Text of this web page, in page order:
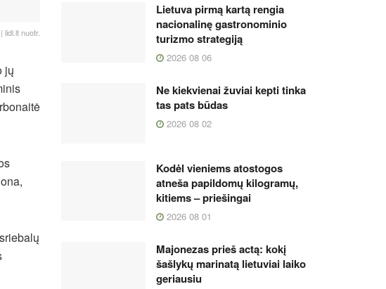
lidl.lt nuotr.
jų
Lietuva pirmą kartą rengia
nacionalinę gastronominio
turizmo strategiją
2026 08 06
Ne kiekvienai žuviai kepti tinka
tas pats būdas
2026 08 02
Kodėl vieniems atostogos
atneša papildomų kilogramų,
kitiems – priešingai
2026 08 01
Majonezas prieš actą: kokį
šašlykų marinatą lietuviai laiko
geriausiu